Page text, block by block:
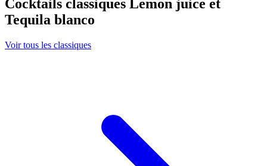
Cocktails classiques Lemon juice et
Tequila blanco
Voir tous les classiques